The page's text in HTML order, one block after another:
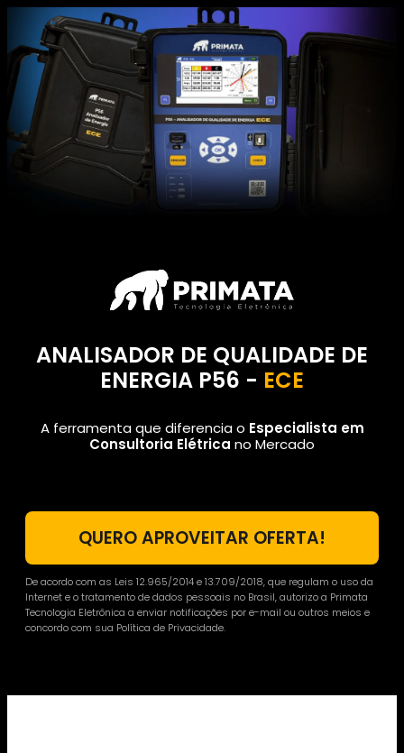
ANALISADOR DE QUALIDADE DE
ENERGIA P56 - ECE
A ferramenta que diferencia o Especialista em
Consultoria Elétrica no Mercado
QUERO APROVEITAR OFERTA!
De acordo com as Leis 12.965/2014 e 13.709/2018, que regulam o uso da
Internet e o tratamento de dados pessoais no Brasil, autorizo a Primata
Tecnologia Eletrônica a enviar notificações por e-mail ou outros meios e
concordo com sua Política de Privacidade.